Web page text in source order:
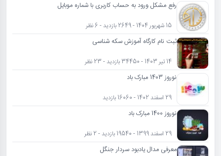
رفع مشکل ورود به حساب کاربری با شماره موبایل
15 شهریور 1404 - 2649 بازدید - 6 نظر
ثبت نام کارگاه آموزش سکه شناسی
14 تیر 1403 - 34450 بازدید - 23 نظر
نوروز 1403 مبارک باد
29 اسفند 1402 - 16060 بازدید
نوروز 1400 مبارک باد
29 اسفند 1399 - 19540 بازدید - 2 نظر
معرفی مدال یادبود سردار جنگل